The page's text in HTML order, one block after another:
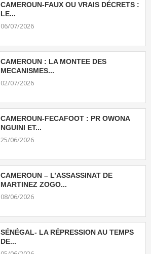
CAMEROUN-FAUX OU VRAIS DÉCRETS :
LE...
06/07/2026
CAMEROUN : LA MONTEE DES
MECANISMES...
02/07/2026
CAMEROUN-FECAFOOT : PR OWONA
NGUINI ET...
25/06/2026
CAMEROUN – L’ASSASSINAT DE
MARTINEZ ZOGO...
08/06/2026
SÉNÉGAL- LA RÉPRESSION AU TEMPS
DE...